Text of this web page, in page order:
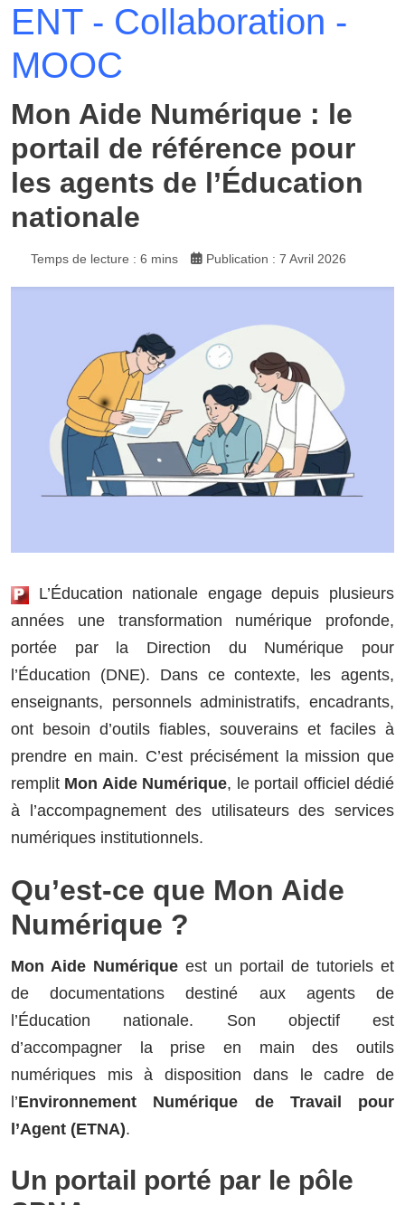
ENT - Collaboration -
MOOC
Mon Aide Numérique : le
portail de référence pour
les agents de l’Éducation
nationale
Temps de lecture : 6 mins Publication : 7 Avril 2026
L’Éducation nationale engage depuis plusieurs
années une transformation numérique profonde,
portée par la Direction du Numérique pour
l’Éducation (DNE). Dans ce contexte, les agents,
enseignants, personnels administratifs, encadrants,
ont besoin d’outils fiables, souverains et faciles à
prendre en main. C’est précisément la mission que
remplit Mon Aide Numérique, le portail officiel dédié
à l’accompagnement des utilisateurs des services
numériques institutionnels.
Qu’est-ce que Mon Aide
Numérique ?
Mon Aide Numérique est un portail de tutoriels et
de documentations destiné aux agents de
l’Éducation nationale. Son objectif est
d’accompagner la prise en main des outils
numériques mis à disposition dans le cadre de
l’Environnement Numérique de Travail pour
l’Agent (ETNA).
Un portail porté par le pôle